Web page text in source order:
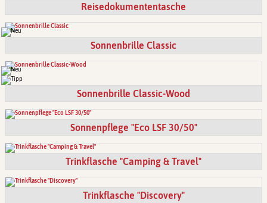
Reisedokumententasche
Sonnenbrille Classic
Sonnenbrille Classic-Wood
Sonnenpflege "Eco LSF 30/50"
Trinkflasche "Camping & Travel"
Trinkflasche "Discovery"